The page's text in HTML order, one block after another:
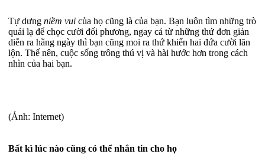
Tự dưng niềm vui của họ cũng là của bạn. Bạn luôn tìm những trò
quái lạ để chọc cười đối phương, ngay cả từ những thứ đơn giản
diễn ra hằng ngày thì bạn cũng moi ra thứ khiến hai đứa cười lăn
lộn. Thế nên, cuộc sống trông thú vị và hài hước hơn trong cách
nhìn của hai bạn.
(Ảnh: Internet)
Bất kì lúc nào cũng có thể nhắn tin cho họ